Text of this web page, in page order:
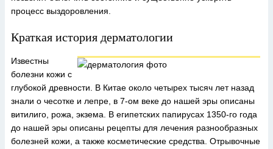
процесс выздоровления.
Краткая история дерматологии
Известны
болезни кожи с
глубокой древности. В Китае около четырех тысяч лет назад
знали о чесотке и лепре, в 7-ом веке до нашей эры описаны
витилиго, рожа, экзема. В египетских папирусах 1350-го года
до нашей эры описаны рецепты для лечения разнообразных
болезней кожи, а также косметические средства. Отрывочные